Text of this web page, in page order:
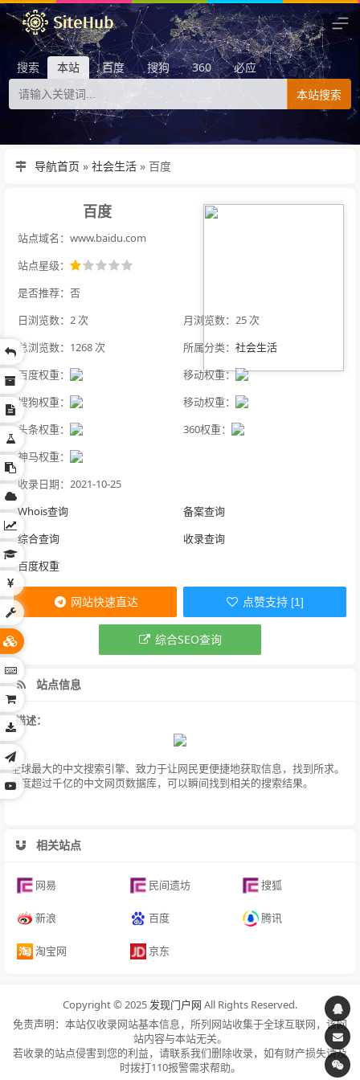
搜索 本站 百度 搜狗 360 必应
本站搜索
导航首页 » 社会生活 » 百度
百度
站点域名：www.baidu.com
站点星级：
是否推荐：否
日浏览数：2 次
月浏览数：25 次
总浏览数：1268 次
所属分类： 社会生活
百度权重：
移动权重：
搜狗权重：
移动权重：
头条权重：
360权重：
神马权重：
收录日期：2021-10-25
Whois查询
备案查询
综合查询
收录查询
百度权重
网站快速直达 点赞支持 [1]
综合SEO查询
站点信息
描述：
全球最大的中文搜索引擎、致力于让网民更便捷地获取信息，找到所求。
百度超过千亿的中文网页数据库，可以瞬间找到相关的搜索结果。
相关站点
网易 民间遗坊 搜狐
新浪 百度 腾讯
淘宝网 京东
Copyright © 2025 发现门户网 All Rights Reserved.
免责声明：本站仅收录网站基本信息，所列网站收集于全球互联网，该网
站内容与本站无关。
若收录的站点侵害到您的利益，请联系我们删除收录，如有财产损失请及
时拨打110报警需求帮助。